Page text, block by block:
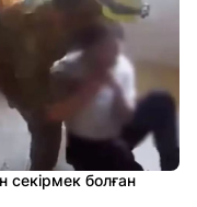
болған